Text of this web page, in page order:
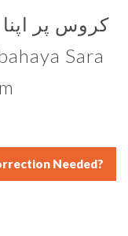
کروس پر اپنا
Sara
Needed?